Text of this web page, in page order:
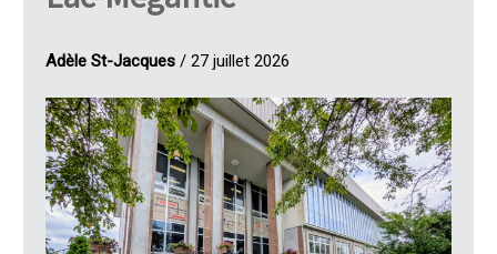
Adèle St-Jacques / 27 juillet 2026